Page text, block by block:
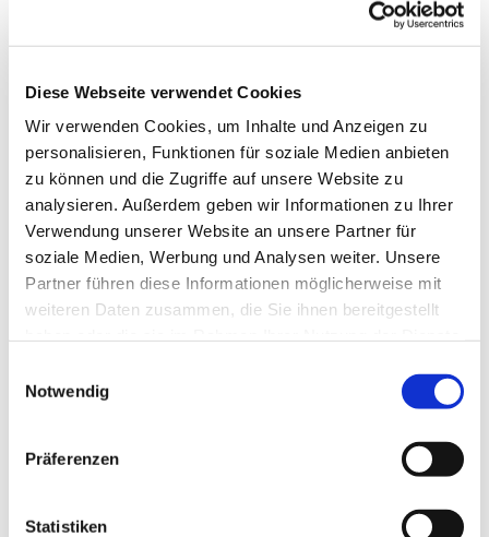
Diese Webseite verwendet Cookies
Wir verwenden Cookies, um Inhalte und Anzeigen zu
personalisieren, Funktionen für soziale Medien anbieten
zu können und die Zugriffe auf unsere Website zu
analysieren. Außerdem geben wir Informationen zu Ihrer
Verwendung unserer Website an unsere Partner für
soziale Medien, Werbung und Analysen weiter. Unsere
Partner führen diese Informationen möglicherweise mit
weiteren Daten zusammen, die Sie ihnen bereitgestellt
Notwendig
Präferenzen
Statistiken
EN 301 549 (europäische
Norm für barrierefreie IT)
sowie den allgemeinen
Anforderungen des BFSG.
Die Überprüfung erfolgte
durch die Mitarbeitenden
des Kirchenkreises auf
Grundlage der geltenden
gesetzlichen
Anforderungen zur
Barrierefreiheit. Die
derzeit in Teilen den
Content Accessibility
info@schlichtungsstelle-
Website:
bgg.de
Stand der
Erklärung
Diese Erklärung wurde
am 10. Juli 2025 zuletzt